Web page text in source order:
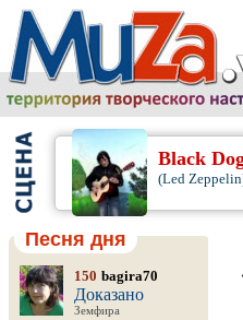
Black
(Led
Песня дня
150 bagira70
Доказано
Земфира